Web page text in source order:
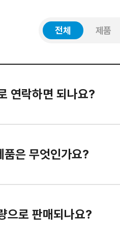
전체 제품
연락하면 되나요?
품은 무엇인가요?
으로 판매되나요?